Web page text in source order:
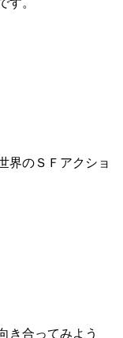
界のＳＦアクショ
き合ってみよう